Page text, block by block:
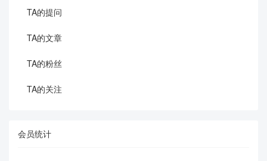
TA的提问
TA的文章
TA的粉丝
TA的关注
会员统计